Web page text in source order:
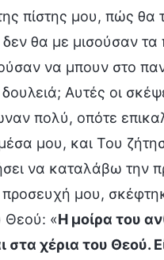
πίστης μου, πώς θα
θα με μισούσαν τα
να μπουν στο
Αυτές οι
πολύ, οπότε
μου, και Του
να καταλάβω την
μου,
Θεού: «Η μοίρα του
στα χέρια του Θεού.